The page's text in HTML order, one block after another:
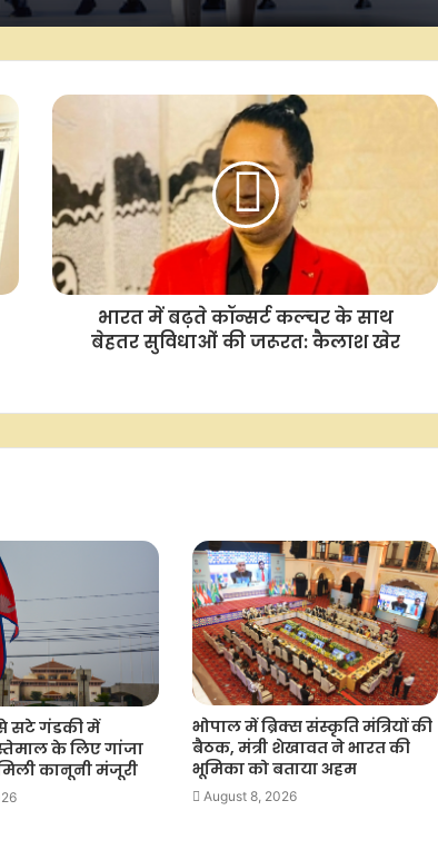
के लिए चुनौती : विदेशी मामलों के एक्सपर्ट
ग्रीनलैंड में बिना मंजूरी तेल ड्रिलिंग की
तैयारी, ट्रंप से जुड़े अमेरिकी कारोबारी समूह
को सरकार की कड़ी चेतावनी
जापान: कुमामोटो भूकंप में मृतकों की
संख्या बढ़कर 39 हुई
संयुक्त राष्ट्र के 'पैलेस डेस नेशंस' परिसर
परमाणु मुद्दों पर आग से न खेले जापान :
चीन में ह्यूमनॉइड रोबोट क्षेत्र में 1.16 लाख नए
उद्यम स्थापित
चीन की अर्थव्यवस्था में जुलाई में दिखी
मजबूती, नए क्षेत्रों में निवेश बढ़ा
भारत में बढ़ते कॉन्सर्ट कल्चर के साथ
बेहतर सुविधाओं की जरूरत: कैलाश खेर
से सटे गंडकी में
के लिए गांजा
कानूनी मंजूरी
भोपाल में ब्रिक्स संस्कृति मंत्रियों की
बैठक, मंत्री शेखावत ने भारत की
भूमिका को बताया अहम
August 8, 2026